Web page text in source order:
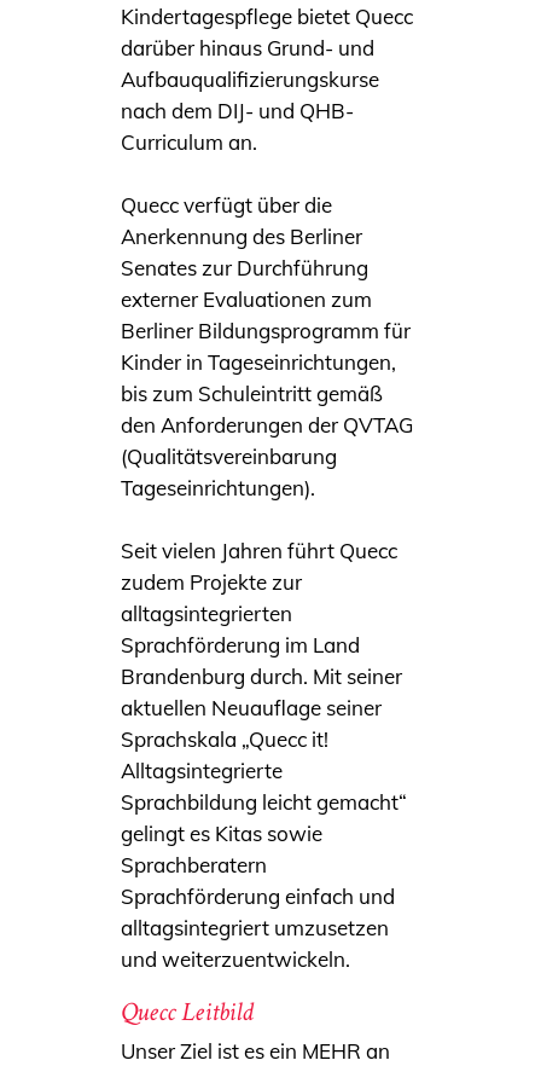
Kindertagespflege bietet Quecc
darüber hinaus Grund- und
Aufbauqualifizierungskurse
nach dem DIJ- und QHB-
Curriculum an.
Quecc verfügt über die
Anerkennung des Berliner
Senates zur Durchführung
externer Evaluationen zum
Berliner Bildungsprogramm für
Kinder in Tageseinrichtungen,
bis zum Schuleintritt gemäß
den Anforderungen der QVTAG
(Qualitätsvereinbarung
Tageseinrichtungen).
Seit vielen Jahren führt Quecc
zudem Projekte zur
alltagsintegrierten
Sprachförderung im Land
Brandenburg durch. Mit seiner
aktuellen Neuauflage seiner
Sprachskala „Quecc it!
Alltagsintegrierte
Sprachbildung leicht gemacht“
gelingt es Kitas sowie
Sprachberatern
Sprachförderung einfach und
alltagsintegriert umzusetzen
und weiterzuentwickeln.
Quecc Leitbild
Unser Ziel ist es ein MEHR an